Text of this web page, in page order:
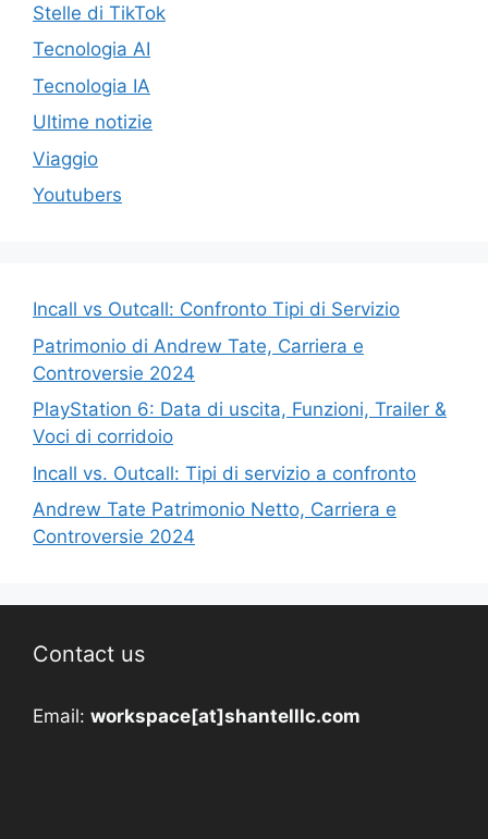
Stelle di TikTok
Tecnologia AI
Tecnologia IA
Ultime notizie
Viaggio
Youtubers
Incall vs Outcall: Confronto Tipi di Servizio
Patrimonio di Andrew Tate, Carriera e
Controversie 2024
PlayStation 6: Data di uscita, Funzioni, Trailer &
Voci di corridoio
Incall vs. Outcall: Tipi di servizio a confronto
Andrew Tate Patrimonio Netto, Carriera e
Controversie 2024
Contact us
Email: workspace[at]shantelllc.com